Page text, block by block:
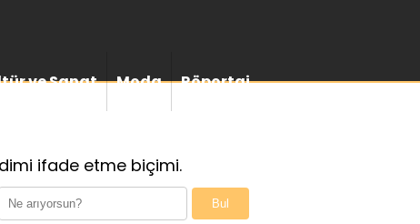
ve Sanat Moda Röportaj
ifade etme biçimi.
Bul